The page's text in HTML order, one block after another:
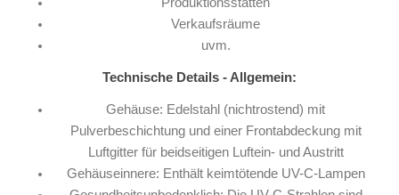
Produktionsstätten
Verkaufsräume
uvm.
Technische Details - Allgemein:
Gehäuse: Edelstahl (nichtrostend) mit
Pulverbeschichtung und einer Frontabdeckung mit
Luftgitter für beidseitigen Luftein- und Austritt
Gehäuseinnere: Enthält keimtötende UV-C-Lampen